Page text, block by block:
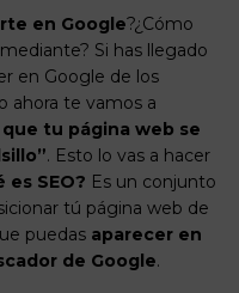
en Google?¿Cómo
mediante? Si has llegado
en Google de los
ahora te vamos a
tu página web se
. Esto lo vas a hacer
es SEO? Es un conjunto
tú página web de
puedas aparecer en
de Google.